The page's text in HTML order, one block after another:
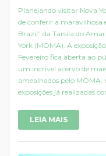
Planejando visitar Nova
de conferir a maravilhosa
Brazil” da Tarsila do
York (MOMA). A
Fevereiro fica aberta ao
um incrível acervo de
amealhados pelo
exposições já realizadas
LEIA MAIS